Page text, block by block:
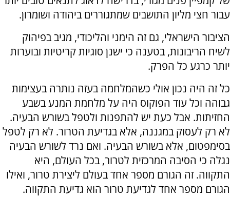
עבור חצי מליון התושבים שמתגוררים ביהודה ושומרון.
הציבור הישראלי, גם זה הימני והליכודי, מגיב בפיהוק
לשיח הריבונות, בטענה כי ישנן סוגיות קריטיות ובוערות
יותר כרגע כל הפרק.
כל זה היה נכון אולי כשהמלחמה בעזה נותרה בעצימות
גבוהה וכל עוד הפוקוס היה על מלחמת המנע בשבע
החזיתות. אבל כעת יש להתפנות ולטפל בשורש הבעיה.
לא רק לעסוק במגננה, אלא בגדיעת הטרור. לא רק לטפל
בסימפטום, אלא בשורש הבעיה. ואם נרד לשורש הבעיה
נגלה כי הסיבה המרכזית לטרור, בכל העולם, היא
התקווה. זה הגורם מספר אחד בעולם ליצירת טרור, ואילו
הגורם מספר אחד לגדיעת טרור הוא גדיעת התקווה.